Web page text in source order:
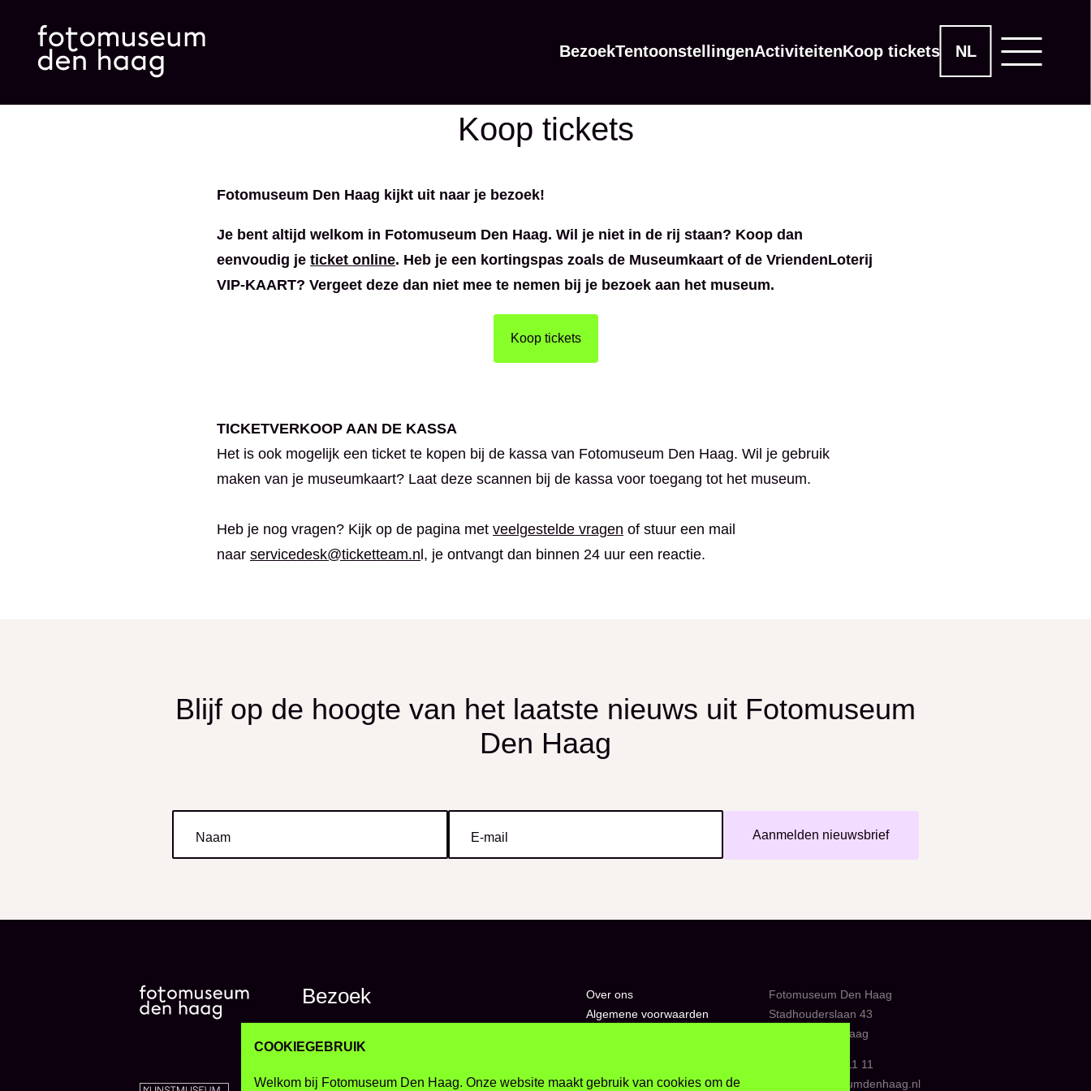
BezoekTentoonstellingenActiviteitenKoop tickets NL
Koop tickets
Fotomuseum Den Haag kijkt uit naar je bezoek!
Je bent altijd welkom in Fotomuseum Den Haag. Wil je niet in de rij staan? Koop dan
eenvoudig je ticket online. Heb je een kortingspas zoals de Museumkaart of de VriendenLoterij
VIP-KAART? Vergeet deze dan niet mee te nemen bij je bezoek aan het museum.
Koop tickets
TICKETVERKOOP AAN DE KASSA
Het is ook mogelijk een ticket te kopen bij de kassa van Fotomuseum Den Haag. Wil je gebruik
maken van je museumkaart? Laat deze scannen bij de kassa voor toegang tot het museum.
Heb je nog vragen? Kijk op de pagina met veelgestelde vragen of stuur een mail
naar servicedesk@ticketteam.n l, je ontvangt dan binnen 24 uur een reactie.
Blijf op de hoogte van het laatste nieuws uit Fotomuseum
Den Haag
Naam E-mail Aanmelden nieuwsbrief
Bezoek
Tentoonstellingen
Over ons
Algemene voorwaarden
Fotomuseum Den Haag
Stadhouderslaan 43
2517 HV Den Haag
31 (0)70 - 33 811 11
info@fotomuseumdenhaag.nl
COOKIEGEBRUIK
Welkom bij Fotomuseum Den Haag. Onze website maakt gebruik van cookies om de